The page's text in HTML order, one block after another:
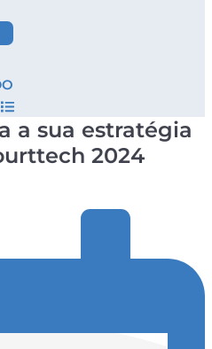
a sua estratégia
2024